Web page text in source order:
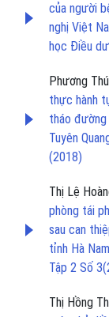
của người
nghị Việt
học Điều
Phương
thực hành
tháo
Tuyên
(2018)
Thị Lệ
phòng tái
sau can
tỉnh Hà
Tập 2 Số
Thị Hồng